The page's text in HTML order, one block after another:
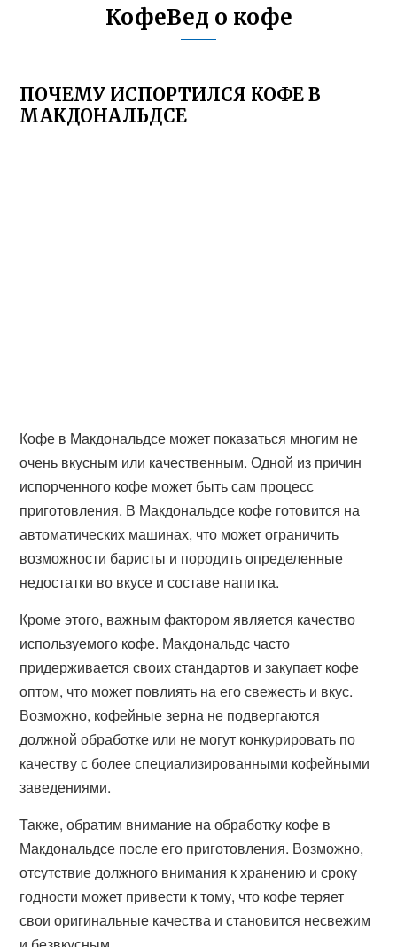
КофеВед о кофе
ПОЧЕМУ ИСПОРТИЛСЯ КОФЕ В
МАКДОНАЛЬДСЕ
Кофе в Макдональдсе может показаться многим не
очень вкусным или качественным. Одной из причин
испорченного кофе может быть сам процесс
приготовления. В Макдональдсе кофе готовится на
автоматических машинах, что может ограничить
возможности баристы и породить определенные
недостатки во вкусе и составе напитка.
Кроме этого, важным фактором является качество
используемого кофе. Макдональдс часто
придерживается своих стандартов и закупает кофе
оптом, что может повлиять на его свежесть и вкус.
Возможно, кофейные зерна не подвергаются
должной обработке или не могут конкурировать по
качеству с более специализированными кофейными
заведениями.
Также, обратим внимание на обработку кофе в
Макдональдсе после его приготовления. Возможно,
отсутствие должного внимания к хранению и сроку
годности может привести к тому, что кофе теряет
свои оригинальные качества и становится несвежим